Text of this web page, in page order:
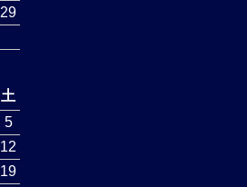
29
土
5
12
19